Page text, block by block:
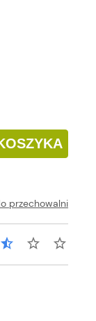
przechowalni